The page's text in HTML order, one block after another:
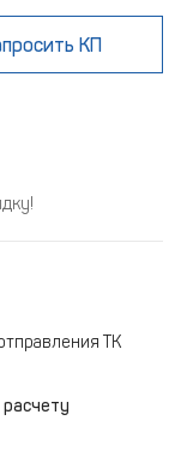
КП
ТК